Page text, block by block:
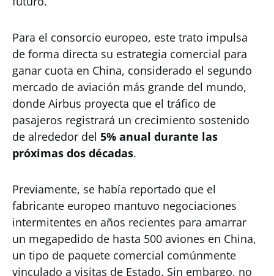
Para el consorcio europeo, este trato impulsa
de forma directa su estrategia comercial para
ganar cuota en China, considerado el segundo
mercado de aviación más grande del mundo,
donde Airbus proyecta que el tráfico de
pasajeros registrará un crecimiento sostenido
de alrededor del 5% anual durante las
próximas dos décadas.
Previamente, se había reportado que el
fabricante europeo mantuvo negociaciones
intermitentes en años recientes para amarrar
un megapedido de hasta 500 aviones en China,
un tipo de paquete comercial comúnmente
vinculado a visitas de Estado. Sin embargo, no